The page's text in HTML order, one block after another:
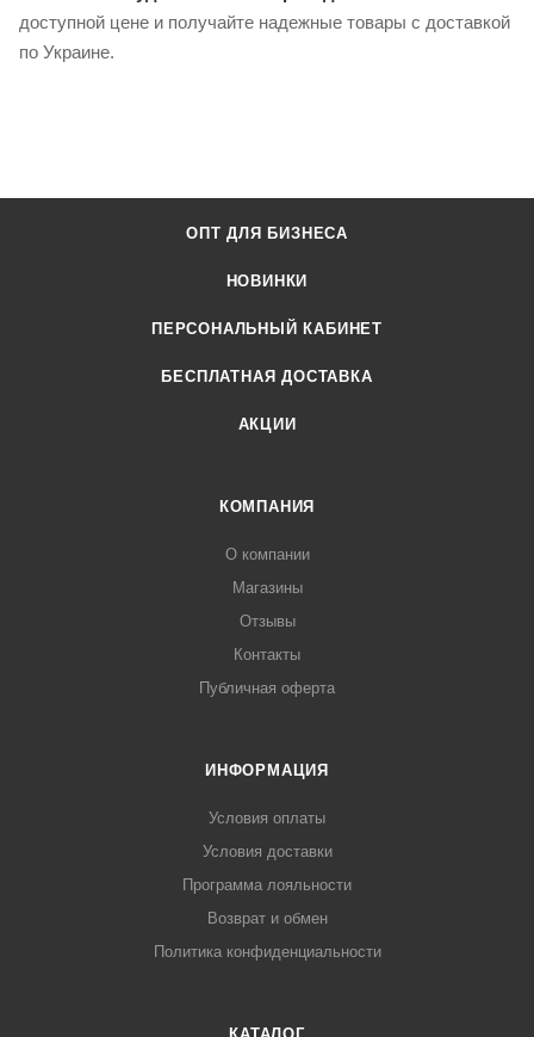
доступной цене и получайте надежные товары с доставкой
по Украине.
ОПТ ДЛЯ БИЗНЕСА
НОВИНКИ
ПЕРСОНАЛЬНЫЙ КАБИНЕТ
БЕСПЛАТНАЯ ДОСТАВКА
АКЦИИ
КОМПАНИЯ
О компании
Магазины
Отзывы
Контакты
Публичная оферта
ИНФОРМАЦИЯ
Условия оплаты
Условия доставки
Программа лояльности
Возврат и обмен
Политика конфиденциальности